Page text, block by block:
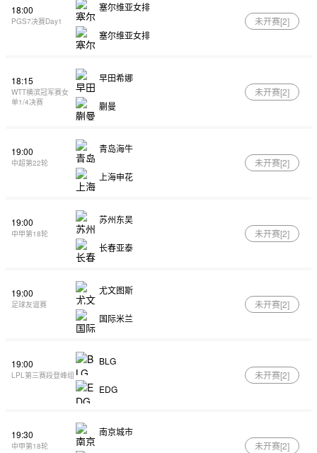
18:00
PGS7决赛Day1
塞尔维亚女排
塞尔维亚女排
未开赛[2]
18:15
WTT横滨冠军赛女
单1/4决赛
早田希娜
蒯曼
未开赛[2]
19:00
中超第22轮
青岛海牛
上海申花
未开赛[2]
19:00
中甲第18轮
苏州东吴
长春亚泰
未开赛[2]
19:00
足球友谊赛
尤文图斯
国际米兰
未开赛[2]
19:00
LPL第三赛段登峰组
BLG
EDG
未开赛[2]
19:30
中甲第18轮
南京城市
未开赛[2]